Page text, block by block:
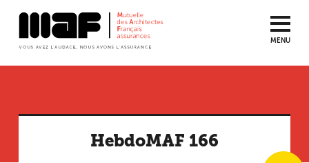
MENU
HebdoMAF 166